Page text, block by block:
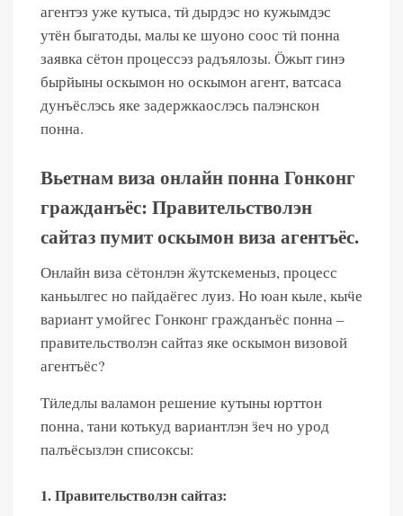
агентэз уже кутыса, тӥ дырдэс но кужымдэс
утён быгатоды, малы ке шуоно соос тӥ понна
заявка сётон процессэз радъялозы. Ӧжыт гинэ
бырйыны оскымон но оскымон агент, ватсаса
дунъёслэсь яке задержкаослэсь палэнскон
понна.
Вьетнам виза онлайн понна Гонконг
гражданъёс: Правительстволэн
сайтаз пумит оскымон виза агентъёс.
Онлайн виза сётонлэн ӝутскеменыз, процесс
каньылгес но пайдаёгес луиз. Но юан кыле, кыӵе
вариант умойгес Гонконг гражданъёс понна –
правительстволэн сайтаз яке оскымон визовой
агентъёс?
Тӥледлы валамон решение кутыны юрттон
понна, тани котькуд вариантлэн ӟеч но урод
палъёсызлэн списоксы:
1. Правительстволэн сайтаз: